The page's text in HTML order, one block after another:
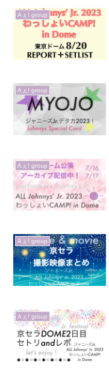
Aぇ! group
Aぇ! group
Aぇ! group
Aぇ! group
Aぇ! group